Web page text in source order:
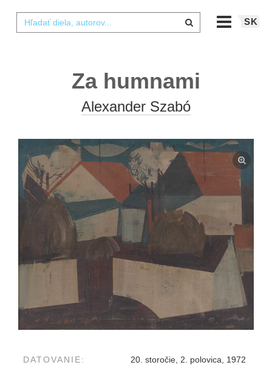
SK
Za humnami
Alexander Szabó
DATOVANIE: 20. storočie, 2. polovica, 1972